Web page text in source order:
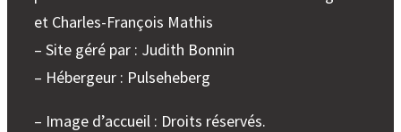
et Charles-François Mathis
– Site géré par : Judith Bonnin
– Hébergeur : Pulseheberg
– Image d’accueil : Droits réservés.